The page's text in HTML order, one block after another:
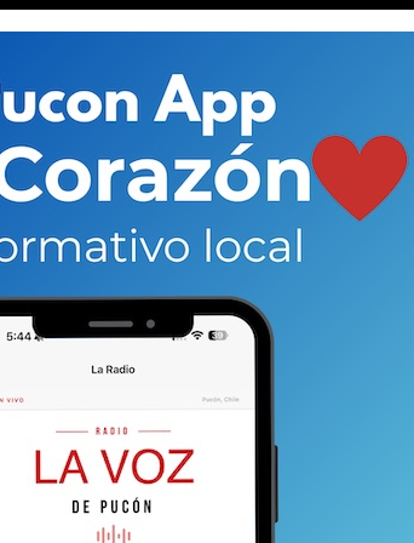
(EIA) realizada por el
si bien se consideró que
debía necesariamente
la pluviometría) para definir la
de Colico reaccionaron y elevaron un
país el que defina el futuro del río
río Trafampulli que va a dar al lago
XXI. Fue ahí cuando un grupo de
Llanqui Llanqui en la comuna
un espacio para que corriera el
Si bien Benito se defendió y
sus argumentos no fueron acogidos y